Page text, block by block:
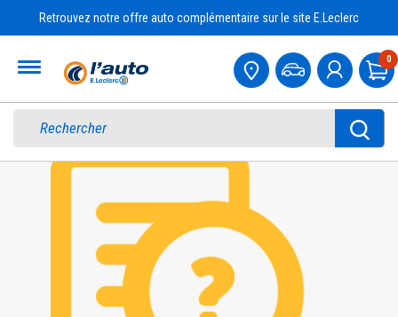
Retrouvez notre offre auto complémentaire sur le site E.Leclerc
0